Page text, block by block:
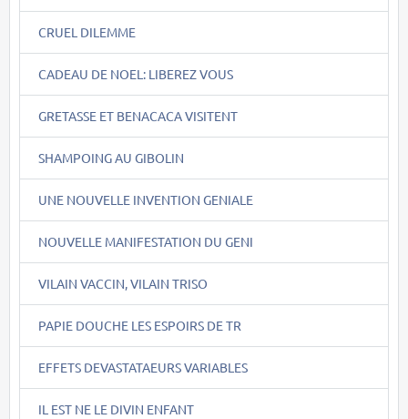
CRUEL DILEMME
CADEAU DE NOEL: LIBEREZ VOUS
GRETASSE ET BENACACA VISITENT
SHAMPOING AU GIBOLIN
UNE NOUVELLE INVENTION GENIALE
NOUVELLE MANIFESTATION DU GENI
VILAIN VACCIN, VILAIN TRISO
PAPIE DOUCHE LES ESPOIRS DE TR
EFFETS DEVASTATAEURS VARIABLES
IL EST NE LE DIVIN ENFANT